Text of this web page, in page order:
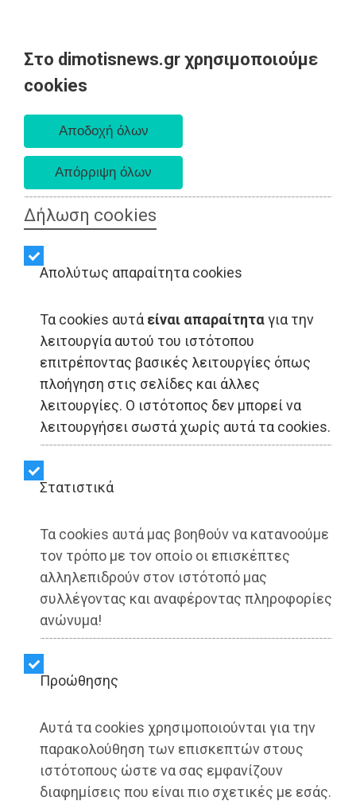
Στο dimotisnews.gr χρησιμοποιούμε
cookies
Δήλωση cookies
Απολύτως απαραίτητα cookies
Τα cookies αυτά είναι απαραίτηταγια την
λειτουργία αυτού του ιστότοπου
επιτρέποντας βασικές λειτουργίες όπως
πλοήγηση στις σελίδες και άλλες
λειτουργίες. Ο ιστότοπος δεν μπορεί να
λειτουργήσει σωστά χωρίς αυτά τα cookies.
Στατιστικά
Τα cookies αυτά μας βοηθούν να κατανοούμε
τον τρόπο με τον οποίο οι επισκέπτες
αλληλεπιδρούν στον ιστότοπό μας
συλλέγοντας και αναφέροντας πληροφορίες
ανώνυμα!
Προώθησης
Αυτά τα cookies χρησιμοποιούνται για την
παρακολούθηση των επισκεπτών στους
ιστότοπους ώστε να σας εμφανίζουν
διαφημίσεις που είναι πιο σχετικές με εσάς.
LIFESTYLE - Ανατολική Αττική
Α.Ε.Ι. - Α.Ε.Α.: Ειδικό
ποσοστό εισαγωγής για
μαθητές και αποφοίτους
ΓΕΛ και ΕΠΑΛ
πυρόπληκτων και
σεισμόπληκτων
περιοχών
Dimotisnews | 04/08/2025 - 12:57